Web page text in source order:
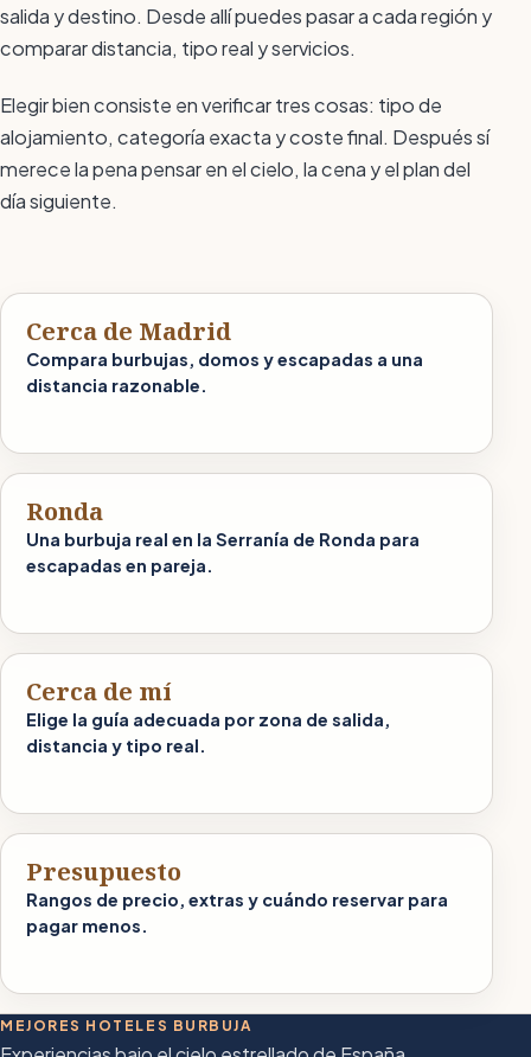
salida y destino. Desde allí puedes pasar a cada región y
comparar distancia, tipo real y servicios.
Elegir bien consiste en verificar tres cosas: tipo de
alojamiento, categoría exacta y coste final. Después sí
merece la pena pensar en el cielo, la cena y el plan del
día siguiente.
Cerca de Madrid
Compara burbujas, domos y escapadas a una
distancia razonable.
Ronda
Una burbuja real en la Serranía de Ronda para
escapadas en pareja.
Cerca de mí
Elige la guía adecuada por zona de salida,
distancia y tipo real.
Presupuesto
Rangos de precio, extras y cuándo reservar para
pagar menos.
MEJORES HOTELES BURBUJA